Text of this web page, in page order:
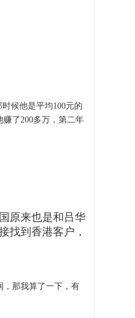
候他是平均100元的
了200多万，第二年
原来也是和吕华
找到香港客户，
那我算了一下，有